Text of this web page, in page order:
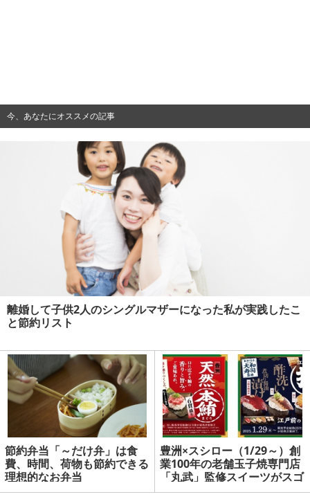
今、あなたにオススメの記事
離婚して子供2人のシングルマザーになった私が実践したこ
と節約リスト
節約弁当「～だけ弁」は食
費、時間、荷物も節約できる
理想的なお弁当
豊洲×スシロー（1/29～）創
業100年の老舗玉子焼専門店
「丸武」監修スイーツがスゴ
い！ | マネーの達人